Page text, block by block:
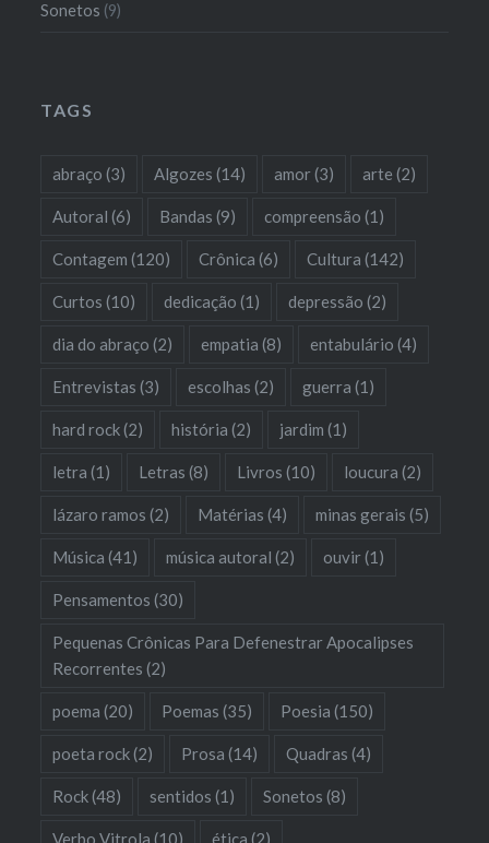
Sonetos (9)
TAGS
abraço (3) Algozes (14) amor(3) arte (2)
Autoral (6) Bandas (9) compreensão (1)
Contagem (120) Crônica (6) Cultura (142)
Curtos (10) dedicação (1) depressão (2)
dia do abraço (2) empatia (8) entabulário (4)
Entrevistas (3) escolhas (2) guerra (1)
hard rock(2) história (2) jardim (1)
letra (1) Letras (8) Livros (10) loucura (2)
lázaro ramos (2) Matérias (4) minas gerais (5)
Música (41) música autoral (2) ouvir(1)
Pensamentos (30)
Pequenas Crônicas Para Defenestrar Apocalipses
Recorrentes (2)
poema (20) Poemas (35) Poesia (150)
poeta rock(2) Prosa (14) Quadras (4)
Rock(48) sentidos (1) Sonetos (8)
Verbo Vitrola (10) ética (2)